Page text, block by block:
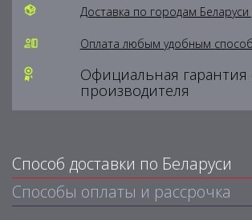
Доставка по городам Беларуси
Оплата любым удобным
Официальная гарантия
производителя
Способ доставки по Беларуси
Способы оплаты и рассрочка